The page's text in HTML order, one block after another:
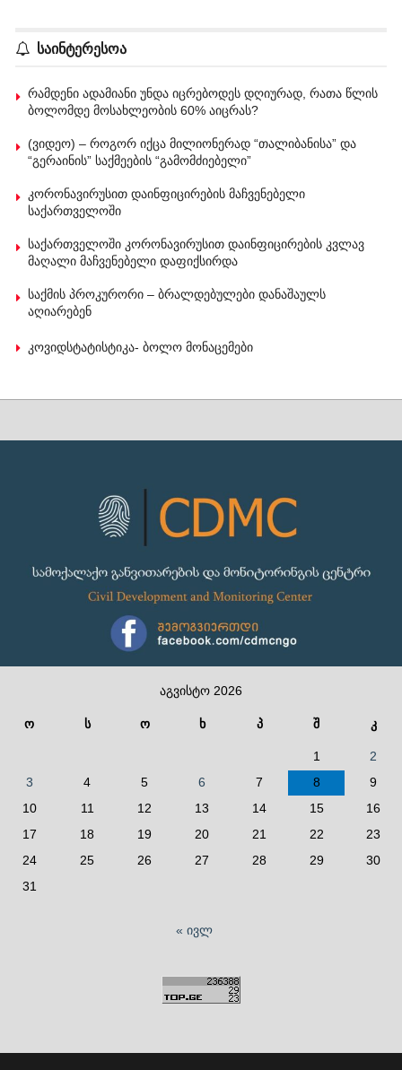
საინტერესოა
რამდენი ადამიანი უნდა იცრებოდეს დღიურად, რათა წლის
ბოლომდე მოსახლეობის 60% აიცრას?
(ვიდეო) – როგორ იქცა მილიონერად “თალიბანისა” და
“გერაინის” საქმეების “გამომძიებელი”
კორონავირუსით დაინფიცირების მაჩვენებელი
საქართველოში
საქართველოში კორონავირუსით დაინფიცირების კვლავ
მაღალი მაჩვენებელი დაფიქსირდა
საქმის პროკურორი – ბრალდებულები დანაშაულს
აღიარებენ
კოვიდსტატისტიკა- ბოლო მონაცემები
აგვისტო 2026
ო ს ო ხ პ შ კ
1
2
3
4 5 6 7 8
9
10
11 12 13 14 15
16
17
18 19 20 21 22
23
24
25 26 27 28 29
30
31
« ივლ